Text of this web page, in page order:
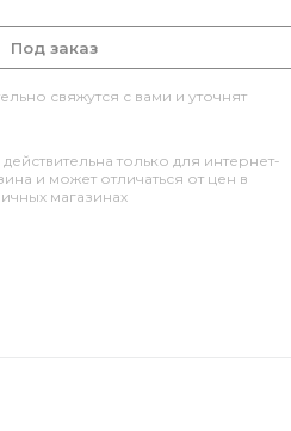
Под заказ
свяжутся с вами и уточнят
только для интернет-
и может отличаться от цен в
магазинах